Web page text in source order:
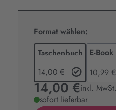
Format wählen:
Taschenbuch
14,00 €
E-Book
10,99 €
14,00 €inkl. MwSt.
sofort lieferbar